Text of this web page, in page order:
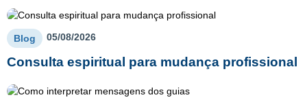
Blog 05/08/2026
Consulta espiritual para mudança profissional